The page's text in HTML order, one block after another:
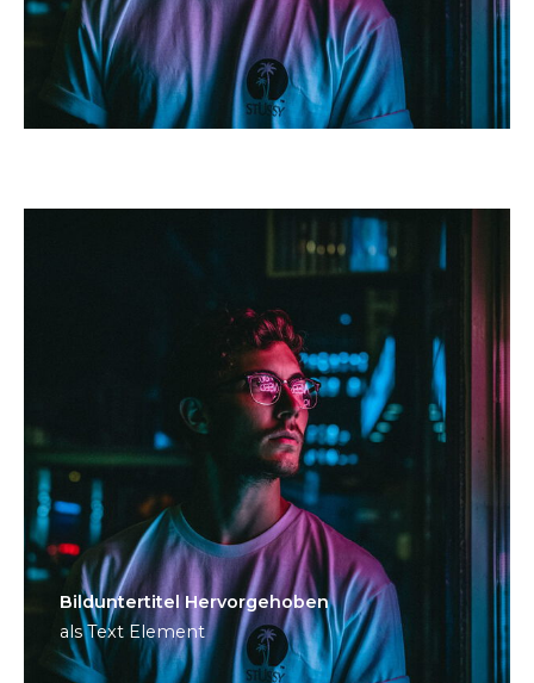
Bild­unter­titel Hervorgehoben
als Text Element